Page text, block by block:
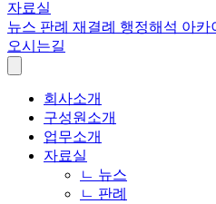
자료실
뉴스 판례 재결례 행정해석 아카
오시는길
회사소개
구성원소개
업무소개
자료실
ㄴ 뉴스
ㄴ 판례